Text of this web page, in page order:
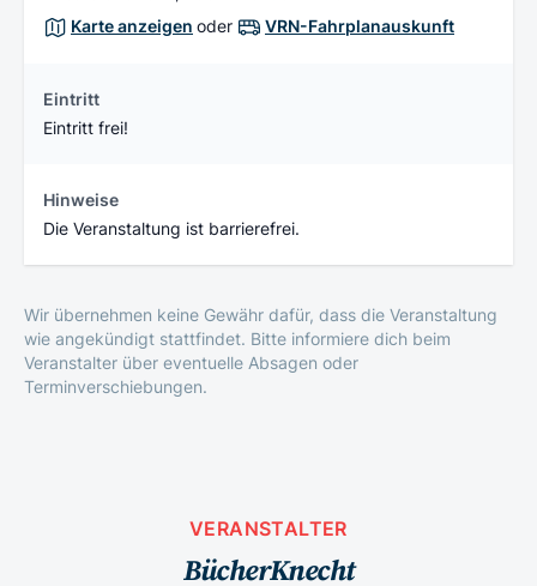
Karte anzeigen oder VRN-Fahrplanauskunft
Eintritt
Eintritt frei!
Hinweise
Die Veranstaltung ist barrierefrei.
Wir übernehmen keine Gewähr dafür, dass die Veranstaltung
wie angekündigt stattfindet. Bitte informiere dich beim
Veranstalter über eventuelle Absagen oder
Terminverschiebungen.
VERANSTALTER
BücherKnecht